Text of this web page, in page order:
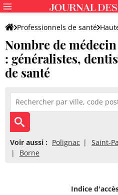
Professionnels de santé
Nombre de médecin
: généralistes,
de santé
Voir aussi : Polignac Saint-
Borne
Indice